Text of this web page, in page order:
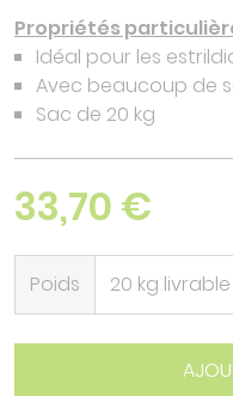
Propriétés
Idéal pour les
Avec beaucoup de
Sac de 20 kg
33,70 €
Poids